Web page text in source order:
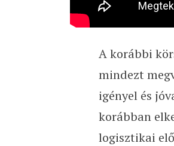
A korábbi
mindezt
igényel és
korábban
logisztikai